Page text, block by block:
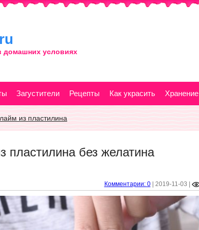
домашних условиях
Загустители Рецепты Как украсить Хранение
из пластилина
пластилина без желатина
Комментарии: 0| 2019-11-03